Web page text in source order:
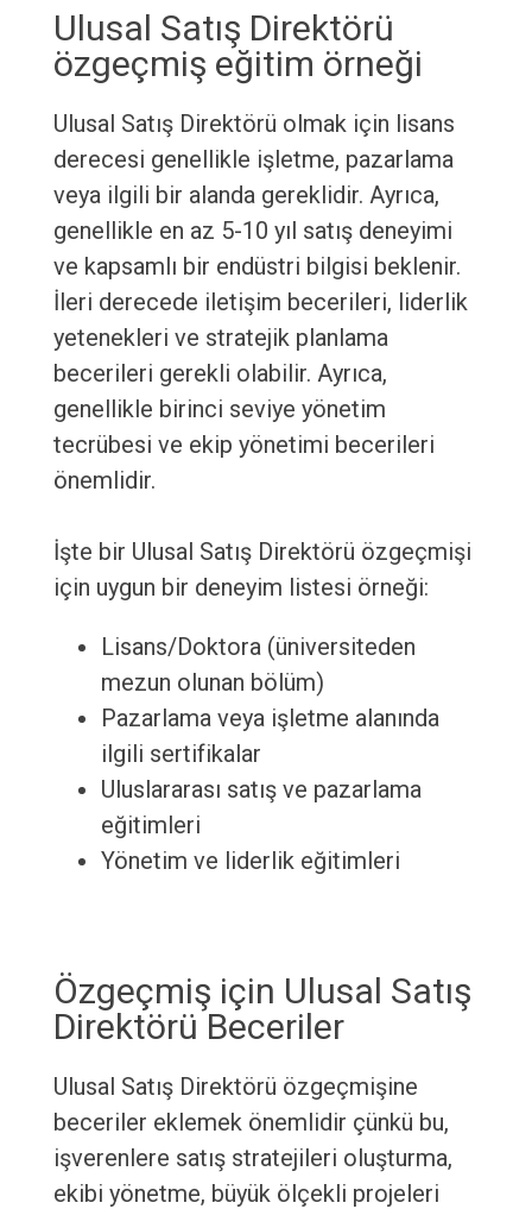
Ulusal Satış Direktörü
özgeçmiş eğitim örneği
Ulusal Satış Direktörü olmak için lisans
derecesi genellikle işletme, pazarlama
veya ilgili bir alanda gereklidir. Ayrıca,
genellikle en az 5-10 yıl satış deneyimi
ve kapsamlı bir endüstri bilgisi beklenir.
İleri derecede iletişim becerileri, liderlik
yetenekleri ve stratejik planlama
becerileri gerekli olabilir. Ayrıca,
genellikle birinci seviye yönetim
tecrübesi ve ekip yönetimi becerileri
önemlidir.
İşte bir Ulusal Satış Direktörü özgeçmişi
için uygun bir deneyim listesi örneği:
Lisans/Doktora (üniversiteden
mezun olunan bölüm)
Pazarlama veya işletme alanında
ilgili sertifikalar
Uluslararası satış ve pazarlama
eğitimleri
Yönetim ve liderlik eğitimleri
Özgeçmiş için Ulusal Satış
Direktörü Beceriler
Ulusal Satış Direktörü özgeçmişine
beceriler eklemek önemlidir çünkü bu,
işverenlere satış stratejileri oluşturma,
ekibi yönetme, büyük ölçekli projeleri